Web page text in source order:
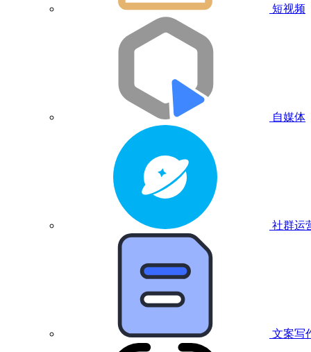
短视频
自媒体
社群运
文案写